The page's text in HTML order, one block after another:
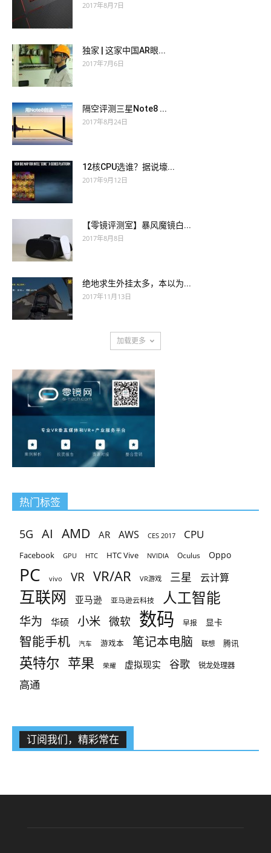
2017年8月7日
独家 | 这家中国AR眼...
2017年7月6日
隔空评测三星Note8 ...
2017年8月24日
12核CPU选谁？据说壕...
2017年9月12日
【零镜评测室】暴风魔镜白...
2017年8月8日
绝地求生外挂太多，本以为...
2017年11月13日
加载更多
热门标签
5G AI AMD AR AWS CES 2017 CPU
Facebook GPU HTC HTC Vive NVIDIA Oculus Oppo
PC vivo VR VR/AR VR游戏 三星 云计算
互联网 亚马逊 亚马逊云科技 人工智能
华为 华硕 小米 微软 数码 早报 显卡
智能手机 汽车 游戏本 笔记本电脑 联想 腾讯
英特尔 苹果 荣耀 虚拟现实 谷歌 锐龙处理器
高通
订阅我们，精彩常在